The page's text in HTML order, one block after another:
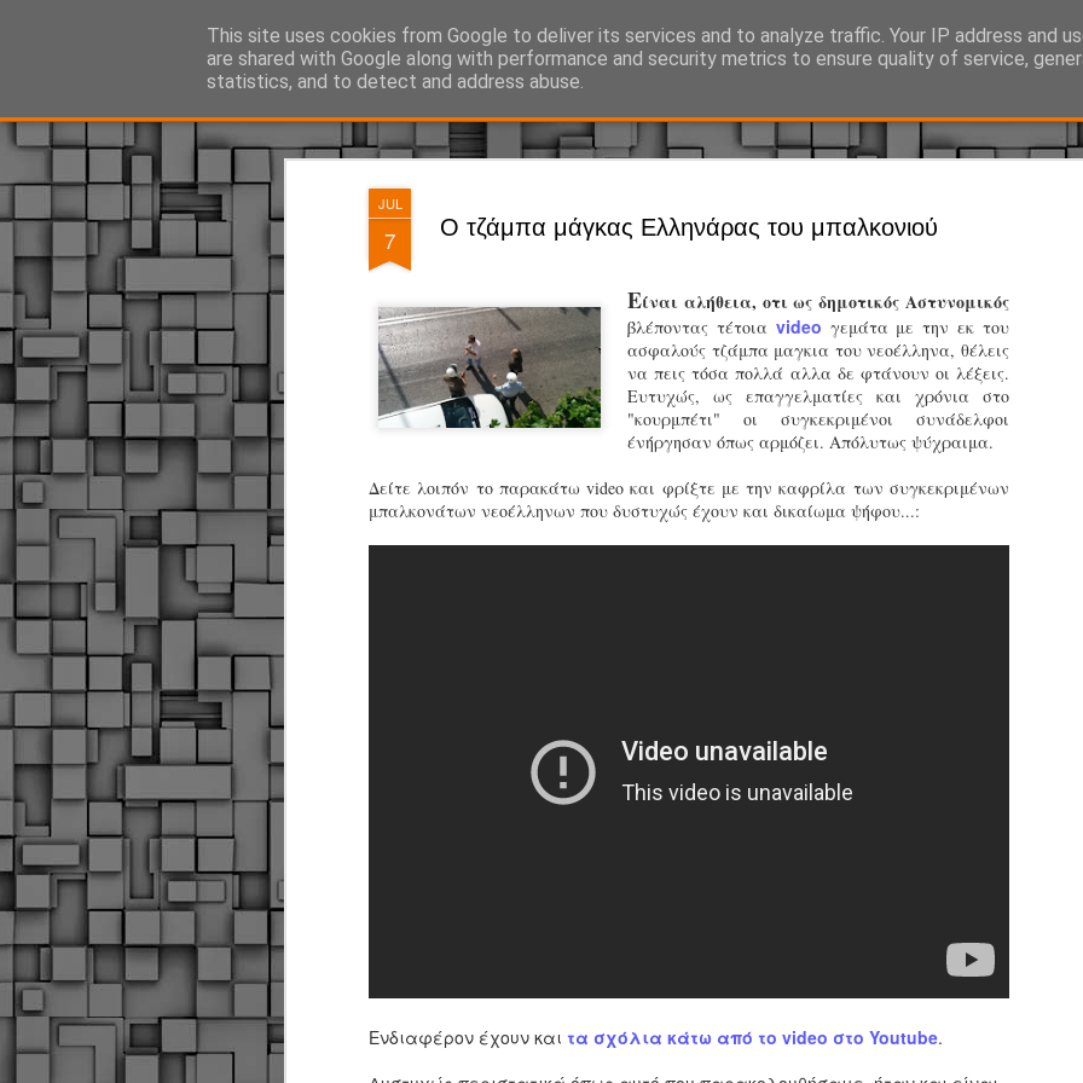
JUL
7 Ο τζάμπα μάγκας Ελληνάρας του μπαλκονιού
Είναι αλήθεια, οτι ως δημοτικός Αστυνομικός
βλέποντας τέτοια video γεμάτα με την εκ του
ασφαλούς τζάμπα μαγκια του νεοέλληνα, θέλεις
να πεις τόσα πολλά αλλα δε φτάνουν οι λέξεις.
Ευτυχώς, ως επαγγελματίες και χρόνια στο
"κουρμπέτι" οι συγκεκριμένοι συνάδελφοι
ένήργησαν όπως αρμόζει. Απόλυτως ψύχραιμα.
Δείτε λοιπόν το παρακάτω video και φρίξτε με την καφρίλα των συγκεκριμένων
μπαλκονάτων νεοέλληνων που δυστυχώς έχουν και δικαίωμα ψήφου...:
Ενδιαφέρον έχουν και τα σχόλια κάτω από το video στο Youtube.
This site uses cookies from Google to deliver its services and to analyze traffic. Your IP address and
are shared with Google along with performance and security metrics to ensure quality of service,
statistics, and to detect and address abuse.
ΔΗΜΟΤΙΚΗ ΑΣΤΥΝΟΜΙΑ, τα νέα! Ό, τι συμβαίνει γύρω από τη Δημοτική Αστυνομία, την τοπική
Ξεκινά επίσημα η
Η Δημοτική Αστυνομία
καθώς από την 1η
επιχειρησιακή
χώρους.
JUN
Αναμνηστικά
ελέγχων σε ιδιοκτήτες
Θεσσαλονίκης: Ένταση